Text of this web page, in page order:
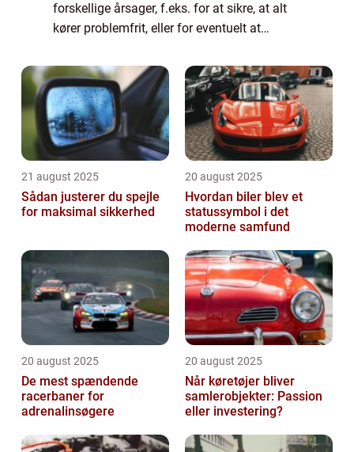
forskellige årsager, f.eks. for at sikre, at alt
kører problemfrit, eller for eventuelt at
at du ikke forsø...
21 august 2025
Sådan justerer du spejle
for maksimal sikkerhed
20 august 2025
Hvordan biler blev et
statussymbol i det
moderne samfund
20 august 2025
De mest spændende
racerbaner for
adrenalinsøgere
20 august 2025
Når køretøjer bliver
samlerobjekter: Passion
eller investering?